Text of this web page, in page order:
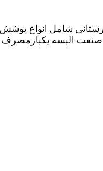
تولید البسه یکبارمصرف
البسه